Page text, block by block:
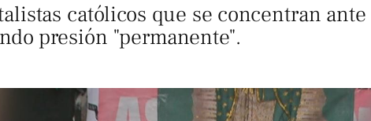
católicos que se concentran
presión "permanente".